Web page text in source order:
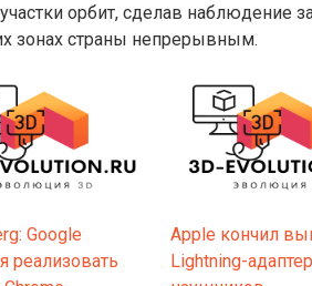
орбит, сделав наблюдение
зонах страны непрерывным.
Google
реализовать
Apple кончил
Lightning-